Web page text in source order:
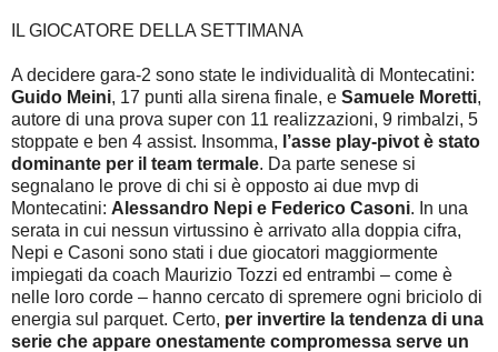
IL GIOCATORE DELLA SETTIMANA
A decidere gara-2 sono state le individualità di Montecatini:
Guido Meini, 17 punti alla sirena finale, e Samuele Moretti,
autore di una prova super con 11 realizzazioni, 9 rimbalzi, 5
stoppate e ben 4 assist. Insomma, l’asse play-pivot è stato
dominante per il team termale. Da parte senese si
segnalano le prove di chi si è opposto ai due mvp di
Montecatini: Alessandro Nepi e Federico Casoni. In una
serata in cui nessun virtussino è arrivato alla doppia cifra,
Nepi e Casoni sono stati i due giocatori maggiormente
impiegati da coach Maurizio Tozzi ed entrambi – come è
nelle loro corde – hanno cercato di spremere ogni briciolo di
energia sul parquet. Certo, per invertire la tendenza di una
serie che appare onestamente compromessa serve un